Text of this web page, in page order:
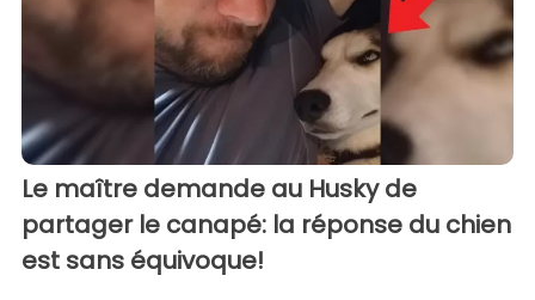
Le maître demande au Husky de
partager le canapé: la réponse du chien
est sans équivoque!